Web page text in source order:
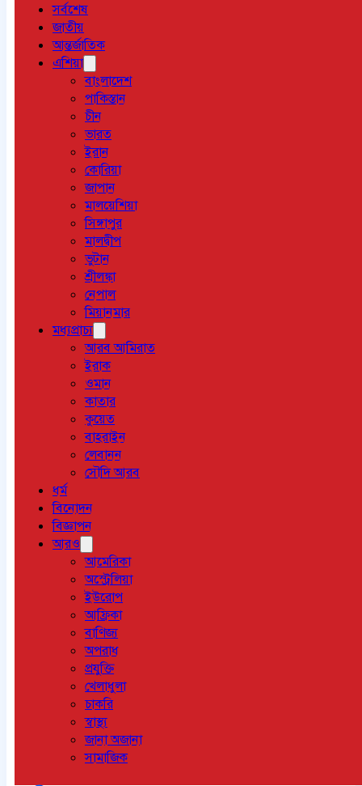
সর্বশেষ
জাতীয়
আন্তর্জাতিক
এশিয়া
বাংলাদেশ
পাকিস্তান
চীন
ভারত
ইরান
কোরিয়া
জাপান
মালয়েশিয়া
সিঙ্গাপুর
মালদ্বীপ
ভুটান
শ্রীলঙ্কা
নেপাল
মিয়ানমার
মধ্যপ্রাচ্য
আরব আমিরাত
ইরাক
ওমান
কাতার
কুয়েত
বাহরাইন
লেবানন
সৌদি আরব
ধর্ম
বিনোদন
বিজ্ঞাপন
আরও
আমেরিকা
অস্ট্রেলিয়া
ইউরোপ
আফ্রিকা
বাণিজ্য
অপরাধ
প্রযুক্তি
খেলাধুলা
চাকরি
স্বাস্থ্য
জানা অজানা
সামাজিক